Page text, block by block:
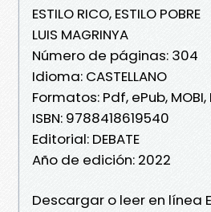
ESTILO RICO, ESTILO POBRE
LUIS MAGRINYA
Número de páginas: 304
Idioma: CASTELLANO
Formatos: Pdf, ePub, MOBI,
ISBN: 9788418619540
Editorial: DEBATE
Año de edición: 2022
Descargar o leer en línea